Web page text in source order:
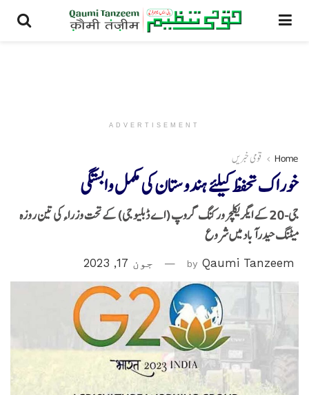
ADVERTISEMENT
Home قومی خبریں
خوراک تحفظ کیلئے ہندوستان کی مکمل وابستگی
جی-20 کے ایگریکلچر ورکنگ گروپ (اے ڈبلیو جی) کے تحت وزراء کی تین روزہ
میٹنگ حیدرآباد میں شروع
by Qaumi Tanzeem جون 17, 2023